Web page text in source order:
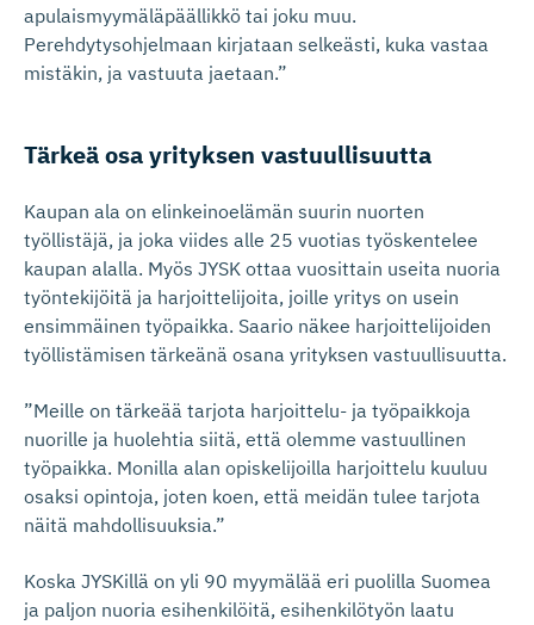
apulaismyymäläpäällikkö tai joku muu.
Perehdytysohjelmaan kirjataan selkeästi, kuka vastaa
mistäkin, ja vastuuta jaetaan.”
Tärkeä osa yrityksen vastuullisuutta
Kaupan ala on elinkeinoelämän suurin nuorten
työllistäjä, ja joka viides alle 25 vuotias työskentelee
kaupan alalla. Myös JYSK ottaa vuosittain useita nuoria
työntekijöitä ja harjoittelijoita, joille yritys on usein
ensimmäinen työpaikka. Saario näkee harjoittelijoiden
työllistämisen tärkeänä osana yrityksen vastuullisuutta.
”Meille on tärkeää tarjota harjoittelu- ja työpaikkoja
nuorille ja huolehtia siitä, että olemme vastuullinen
työpaikka. Monilla alan opiskelijoilla harjoittelu kuuluu
osaksi opintoja, joten koen, että meidän tulee tarjota
näitä mahdollisuuksia.”
Koska JYSKillä on yli 90 myymälää eri puolilla Suomea
ja paljon nuoria esihenkilöitä, esihenkilötyön laatu